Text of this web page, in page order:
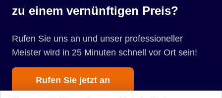
zu einem vernünftigen Preis?
Rufen Sie uns an und unser professioneller
Meister wird in 25 Minuten schnell vor Ort sein!
Rufen Sie jetzt an